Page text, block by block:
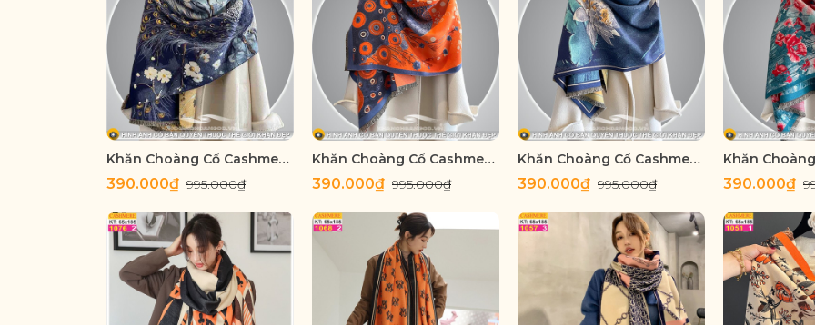
Khăn Choàng Cổ Cashmere Cao Cấp Thế Giới Khăn Đẹp A_1046_1
390.000₫ 995.000₫
Khăn Choàng Cổ Cashmere Cao Cấp Thế Giới Khăn Đẹp A_1028_1
390.000₫ 995.000₫
Khăn Choàng Cổ Cashmere Cao Cấp Thế Giới Khăn Đẹp A_1022_1
390.000₫ 995.000₫ 390.000₫